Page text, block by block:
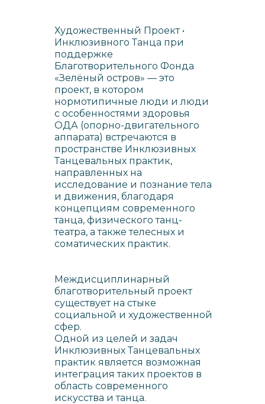
Художественный Проект •
Инклюзивного Танца при
поддержке
Благотворительного Фонда
«Зелёный остров» — это
проект, в котором
нормотипичные люди и люди
с особенностями здоровья
ОДА (опорно-двигательного
аппарата) встречаются в
пространстве Инклюзивных
Танцевальных практик,
направленных на
исследование и познание тела
и движения, благодаря
концепциям современного
танца, физического танц-
театра, а также телесных и
соматических практик.
Междисциплинарный
благотворительный проект
существует на стыке
социальной и художественной
сфер.
Одной из целей и задач
Инклюзивных Танцевальных
практик является возможная
интеграция таких проектов в
область современного
искусства и танца.